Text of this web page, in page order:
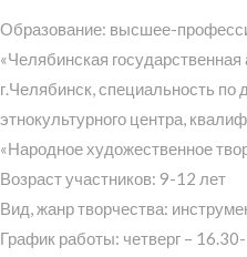
Образование: высшее-
«Челябинская
г.Челябинск, специальность
этнокультурного центра,
«Народное художественное
Возраст участников: 9-12 лет
Вид, жанр творчества:
График работы: четверг –